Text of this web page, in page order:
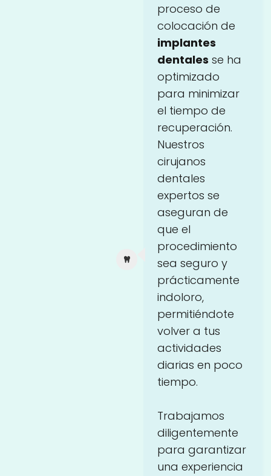
proceso de
colocación de
implantes
dentales se ha
optimizado
para minimizar
el tiempo de
recuperación.
Nuestros
cirujanos
dentales
expertos se
aseguran de
que el
procedimiento
sea seguro y
prácticamente
indoloro,
permitiéndote
volver a tus
actividades
diarias en poco
tiempo.
Trabajamos
diligentemente
para garantizar
una experiencia